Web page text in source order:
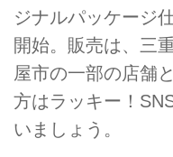
ジナルパッケージ
開始。販売は、三
屋市の一部の店舗
方はラッキー！
いましょう。